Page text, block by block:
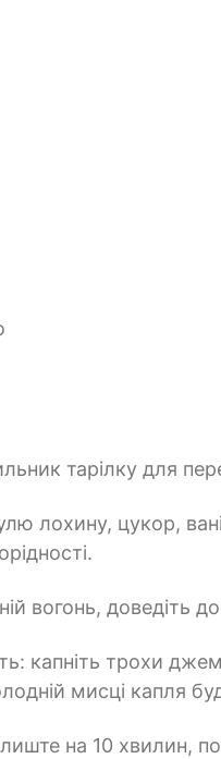
тарілку для
лохину, цукор,
вогонь, доведіть
капніть трохи
мисці капля
на 10 хвилин,